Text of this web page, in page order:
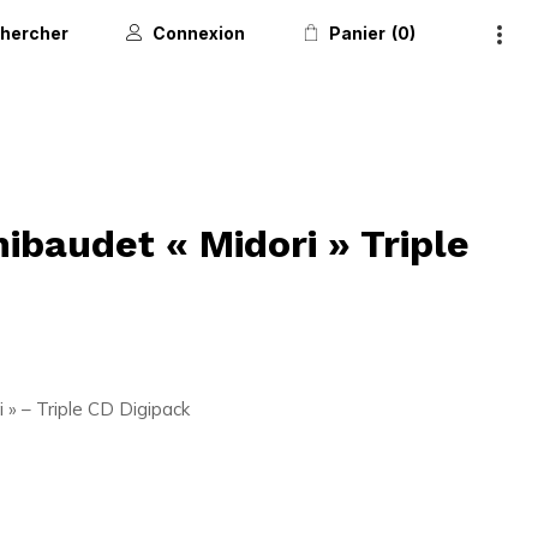
Connexion Panier 0
« Midori » Triple
» – Triple CD Digipack